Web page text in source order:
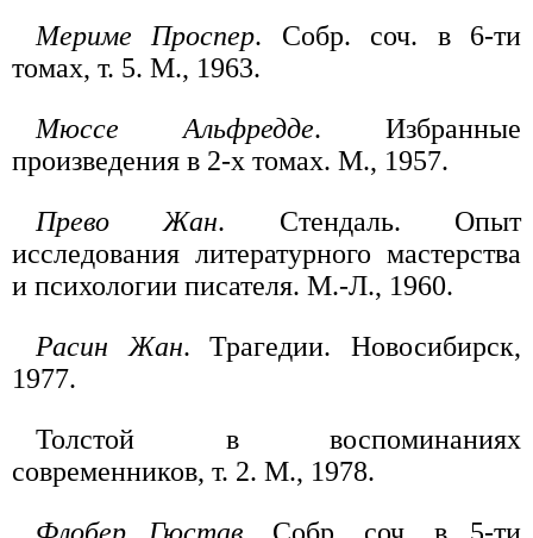
Мериме Проспер. Собр. соч. в 6-ти
томах, т. 5. М., 1963.
Мюссе Альфредде. Избранные
произведения в 2-х томах. М., 1957.
Прево Жан. Стендаль. Опыт
исследования литературного мастерства
и психологии писателя. М.-Л., 1960.
Расин Жан. Трагедии. Новосибирск,
1977.
Толстой в воспоминаниях
современников, т. 2. М., 1978.
Флобер Гюстав . Собр. соч. в 5-ти